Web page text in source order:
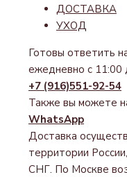
ДОСТАВКА
УХОД
Готовы ответить
ежедневно с 11:00
+7 (916)551-92-54
Также вы можете
WhatsApp
Доставка
территории
СНГ. По Москве